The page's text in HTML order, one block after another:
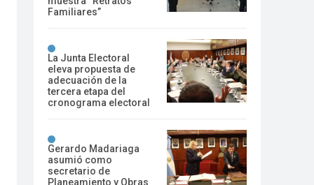
Familiares”
La Junta Electoral
eleva propuesta de
adecuación de la
tercera etapa del
cronograma electoral
Gerardo Madariaga
asumió como
secretario de
Planeamiento y Obras